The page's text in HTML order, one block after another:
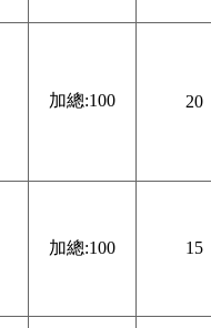
加總:100 20
加總:100 15